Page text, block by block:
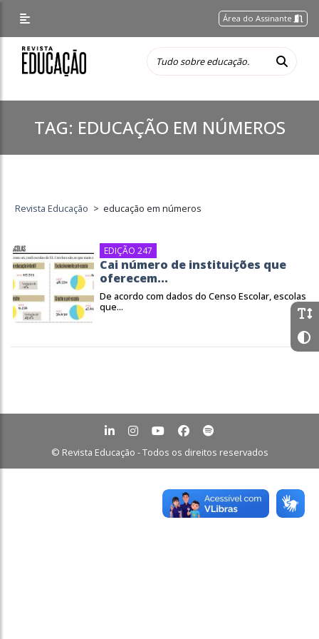
Área do Assinante
TAG: EDUCAÇÃO EM NÚMEROS
Revista Educação > educação em números
EDIÇÃO 247
Cai número de instituições que
oferecem...
De acordo com dados do Censo Escolar, escolas
que...
© Revista Educação - Todos os direitos reservados